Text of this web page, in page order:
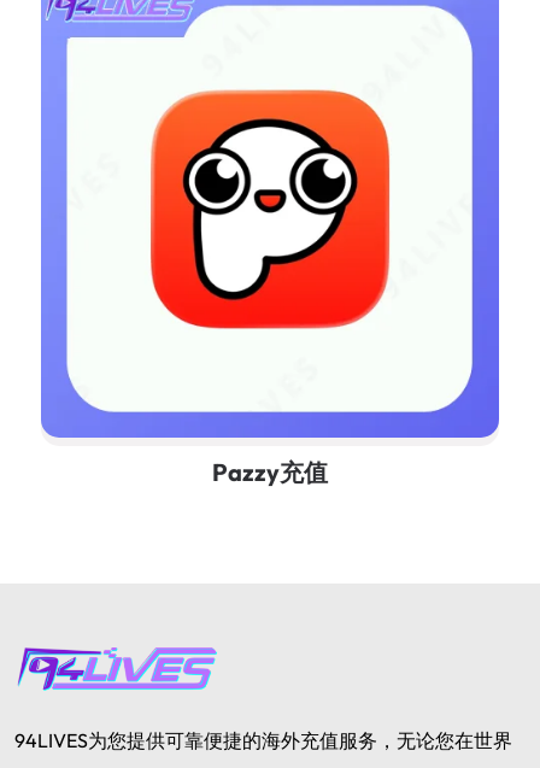
Pazzy充值
94LIVES为您提供可靠便捷的海外充值服务，无论您在世界